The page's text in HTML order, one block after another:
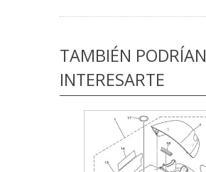
TAMBIÉN PODRÍAN
INTERESARTE